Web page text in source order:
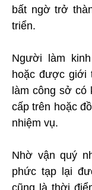
bất ngờ trở
triển.
Người làm
hoặc được giới
làm công sở
cấp trên hoặc
nhiệm vụ.
Nhờ vận quý
phức tạp lại
cũng là thời